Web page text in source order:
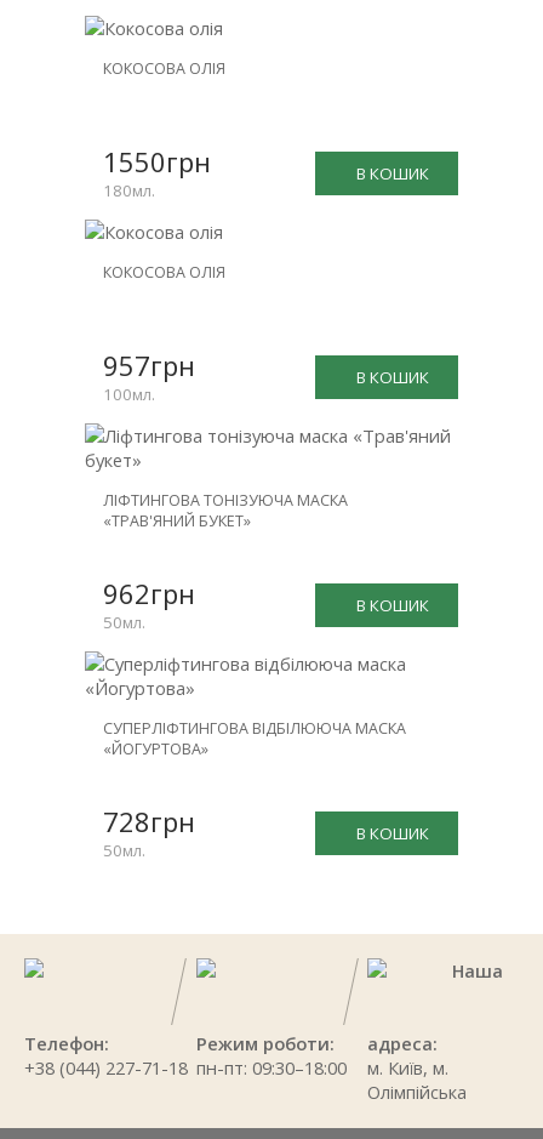
КОКОСОВА ОЛІЯ
В КОШИК
1550грн
180мл.
КОКОСОВА ОЛІЯ
В КОШИК
957грн
100мл.
ЛІФТИНГОВА ТОНІЗУЮЧА МАСКА
«ТРАВ'ЯНИЙ БУКЕТ»
В КОШИК
962грн
50мл.
СУПЕРЛІФТИНГОВА ВІДБІЛЮЮЧА МАСКА
«ЙОГУРТОВА»
В КОШИК
728грн
50мл.
Телефон:
+38 (044) 227-71-18
Режим роботи:
пн-пт: 09:30–18:00
Наша
адреса:
м. Київ, м.
Олімпійська